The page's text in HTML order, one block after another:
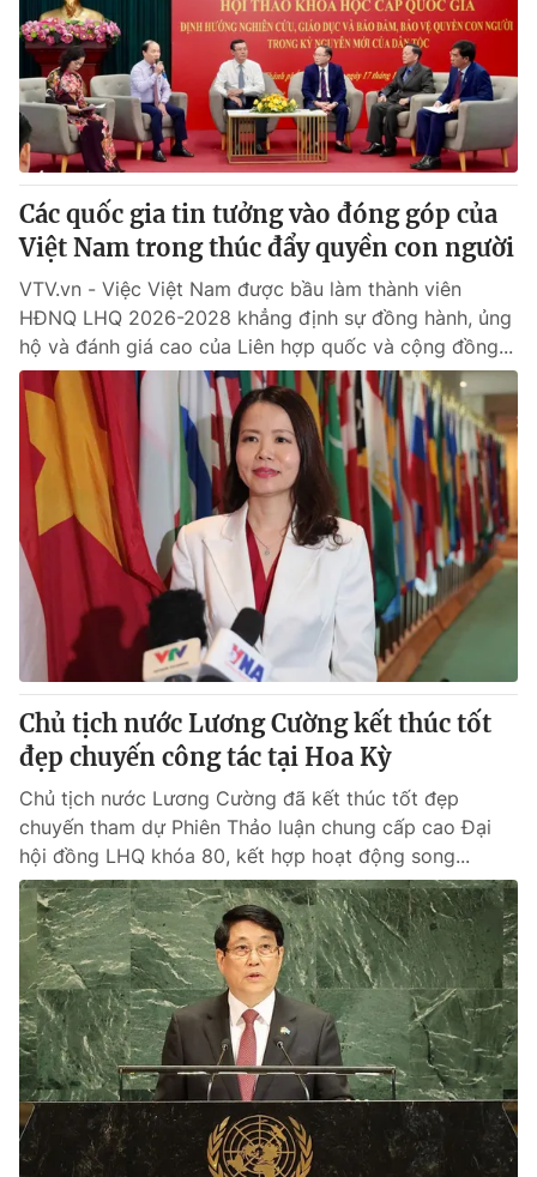
® Cấm sao chép dưới mọi hình thức nếu không có sự chấp
thuận bằng văn bản. Ghi rõ nguồn VTV.vn khi phát hành lại
thông tin từ website này.
Các quốc gia tin tưởng vào đóng góp của
Việt Nam trong thúc đẩy quyền con người
VTV.vn - Việc Việt Nam được bầu làm thành viên
HĐNQ LHQ 2026-2028 khẳng định sự đồng hành, ủng
hộ và đánh giá cao của Liên hợp quốc và cộng đồng...
Chủ tịch nước Lương Cường kết thúc tốt
đẹp chuyến công tác tại Hoa Kỳ
Chủ tịch nước Lương Cường đã kết thúc tốt đẹp
chuyến tham dự Phiên Thảo luận chung cấp cao Đại
hội đồng LHQ khóa 80, kết hợp hoạt động song...